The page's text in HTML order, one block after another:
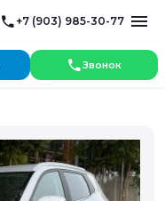
+7 (903) 985-30-77
Звонок